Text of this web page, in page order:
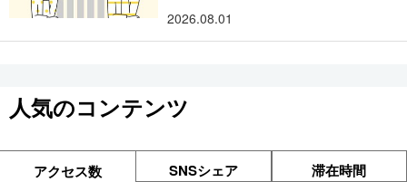
2026.08.01
人気のコンテンツ
アクセス数 SNSシェア 滞在時間